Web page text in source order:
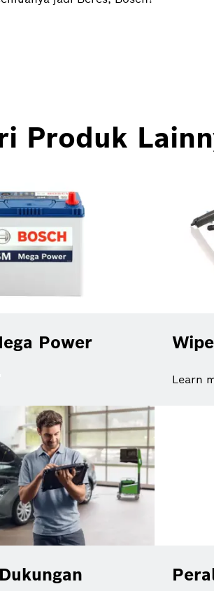
Produk
Power
Learn